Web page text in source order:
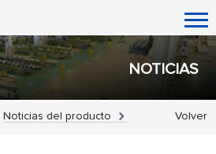
NOTICIAS
Volver
Noticias del producto